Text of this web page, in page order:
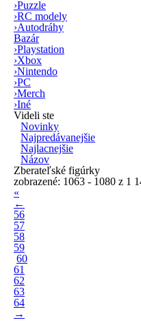
›Puzzle
›RC modely
›Autodráhy
Bazár
›Playstation
›Xbox
›Nintendo
›PC
›Merch
›Iné
Videli ste
Novinky
Najpredávanejšie
Najlacnejšie
Názov
Zberateľské figúrky
zobrazené: 1063 - 1080 z 1
«
←
56
57
58
59
60
61
62
63
64
→